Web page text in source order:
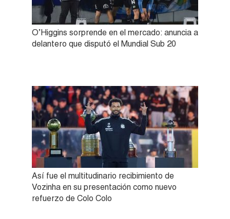
O’Higgins sorprende en el mercado: anuncia a
delantero que disputó el Mundial Sub 20
Así fue el multitudinario recibimiento de
Vozinha en su presentación como nuevo
refuerzo de Colo Colo